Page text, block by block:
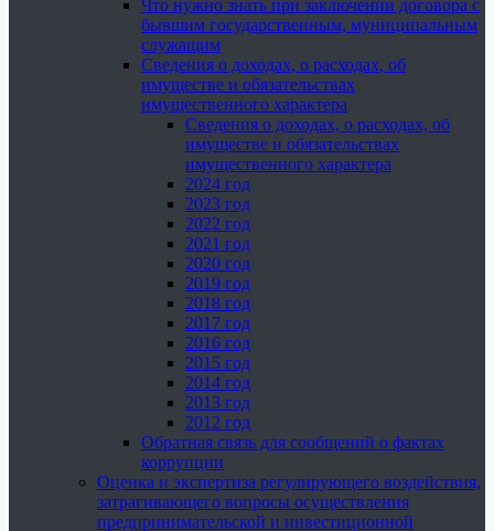
Что нужно знать при заключении договора с
бывшим государственным, муниципальным
служащим
Сведения о доходах, о расходах, об
имуществе и обязательствах
имущественного характера
Сведения о доходах, о расходах, об
имуществе и обязательствах
имущественного характера
2024 год
2023 год
2022 год
2021 год
2020 год
2019 год
2018 год
2017 год
2016 год
2015 год
2014 год
2013 год
2012 год
Обратная связь для сообщений о фактах
коррупции
Оценка и экспертиза регулирующего воздействия,
затрагивающего вопросы осуществления
предпринимательской и инвестиционной